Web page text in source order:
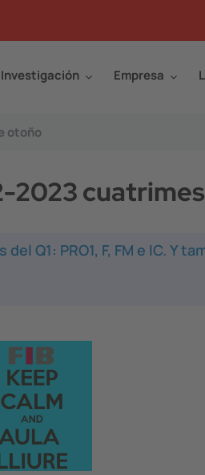
Investigación Empresa
otoño
2023
Q1: PRO1, F, FM e IC. Y